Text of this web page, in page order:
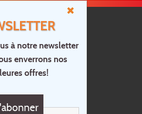
à notre newsletter
enverrons nos
offres!
Accueil
Contact
Questions?